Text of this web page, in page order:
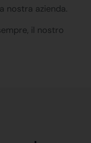
nostra azienda.
il nostro